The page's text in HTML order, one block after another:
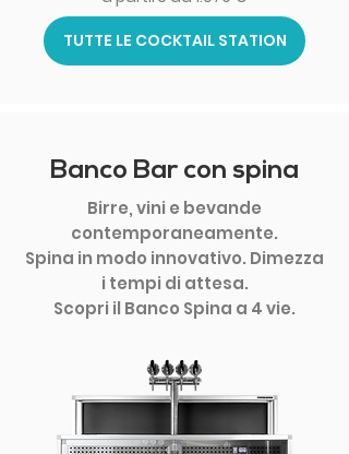
TUTTE LE COCKTAIL STATION
Banco Bar con spina
Birre, vini e bevande
contemporaneamente.
Spina in modo innovativo. Dimezza
i tempi di attesa.
Scopri il Banco Spina a 4 vie.